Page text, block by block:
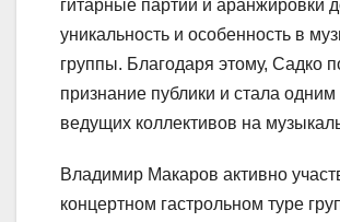
гитарные партии и аранжировки
уникальность и особенность в
группы. Благодаря этому, Садко
признание публики и стала одним
ведущих коллективов на
Владимир Макаров активно
концертном гастрольном туре